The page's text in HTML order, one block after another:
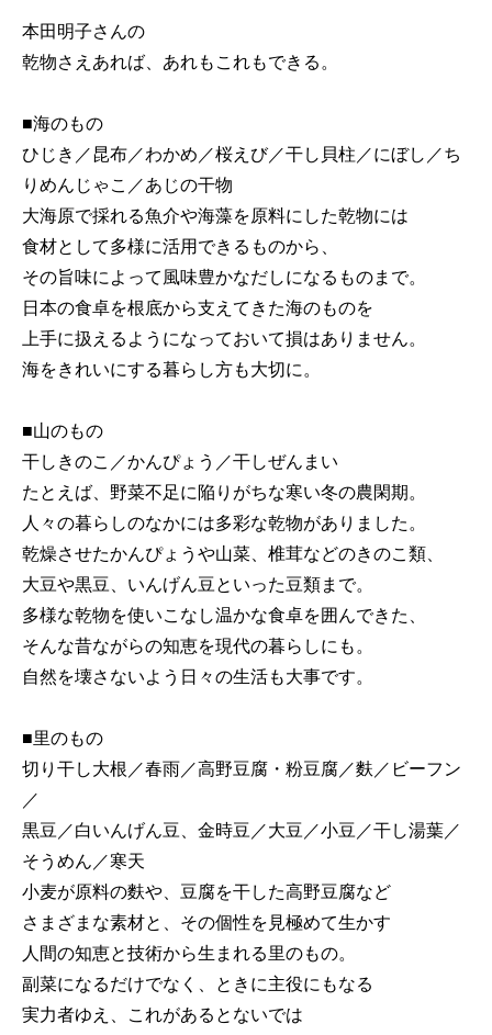
本田明子さんの
乾物さえあれば、あれもこれもできる。
■海のもの
ひじき／昆布／わかめ／桜えび／干し貝柱／にぼし／ち
りめんじゃこ／あじの干物
大海原で採れる魚介や海藻を原料にした乾物には
食材として多様に活用できるものから、
その旨味によって風味豊かなだしになるものまで。
日本の食卓を根底から支えてきた海のものを
上手に扱えるようになっておいて損はありません。
海をきれいにする暮らし方も大切に。
■山のもの
干しきのこ／かんぴょう／干しぜんまい
たとえば、野菜不足に陥りがちな寒い冬の農閑期。
人々の暮らしのなかには多彩な乾物がありました。
乾燥させたかんぴょうや山菜、椎茸などのきのこ類、
大豆や黒豆、いんげん豆といった豆類まで。
多様な乾物を使いこなし温かな食卓を囲んできた、
そんな昔ながらの知恵を現代の暮らしにも。
自然を壊さないよう日々の生活も大事です。
■里のもの
切り干し大根／春雨／高野豆腐・粉豆腐／麩／ビーフン
／
黒豆／白いんげん豆、金時豆／大豆／小豆／干し湯葉／
そうめん／寒天
小麦が原料の麩や、豆腐を干した高野豆腐など
さまざまな素材と、その個性を見極めて生かす
人間の知恵と技術から生まれる里のもの。
副菜になるだけでなく、ときに主役にもなる
実力者ゆえ、これがあるとないでは